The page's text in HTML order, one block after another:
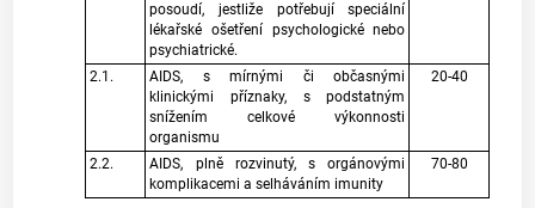
posoudí, jestliže potřebují speciální
lékařské ošetření psychologické nebo
psychiatrické.
2.1.
AIDS, s mírnými či občasnými
klinickými příznaky, s podstatným
snížením celkové výkonnosti
organismu
20-40
2.2.
AIDS, plně rozvinutý, s orgánovými
komplikacemi a selháváním imunity
70-80